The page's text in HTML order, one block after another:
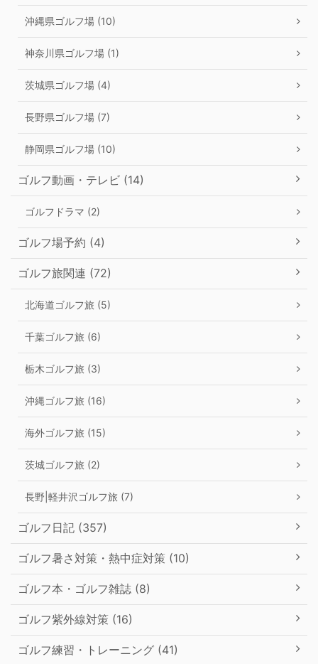
沖縄県ゴルフ場 (10)
神奈川県ゴルフ場 (1)
茨城県ゴルフ場 (4)
長野県ゴルフ場 (7)
静岡県ゴルフ場 (10)
ゴルフ動画・テレビ (14)
ゴルフドラマ (2)
ゴルフ場予約 (4)
ゴルフ旅関連 (72)
北海道ゴルフ旅 (5)
千葉ゴルフ旅 (6)
栃木ゴルフ旅 (3)
沖縄ゴルフ旅 (16)
海外ゴルフ旅 (15)
茨城ゴルフ旅 (2)
長野|軽井沢ゴルフ旅 (7)
ゴルフ日記 (357)
ゴルフ暑さ対策・熱中症対策 (10)
ゴルフ本・ゴルフ雑誌 (8)
ゴルフ紫外線対策 (16)
ゴルフ練習・トレーニング (41)